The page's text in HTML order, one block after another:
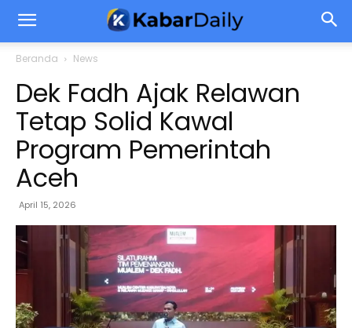
Beranda News
Dek Fadh Ajak Relawan
Tetap Solid Kawal
Program Pemerintah
Aceh
April 15, 2026